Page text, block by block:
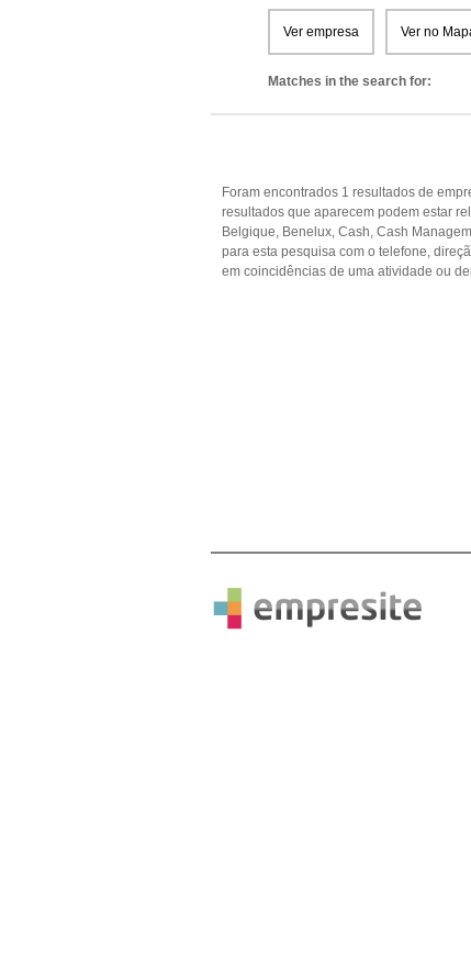
Ver empresa Ver no
Matches in the search for:
Foram encontrados 1 resultados de
resultados que aparecem podem estar
Belgique, Benelux, Cash, Cash
para esta pesquisa com o telefone,
em coincidências de uma atividade ou